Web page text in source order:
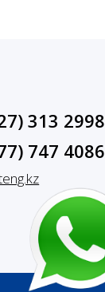
313 2998
747 4086